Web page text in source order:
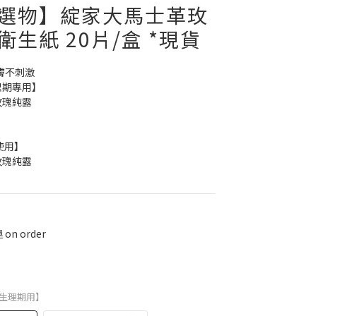
物】綻家大馬士革玫
生紙 20片/盒 *現貨
不刺激
專用】
純露
】
純露
on order
理期用】